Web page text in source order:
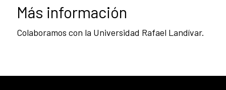
Más información
Colaboramos con la Universidad Rafael Landívar.